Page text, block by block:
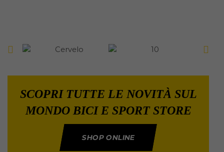
SCOPRI TUTTE LE NOVITÀ SUL
MONDO BICI E SPORT STORE
SHOP ONLINE